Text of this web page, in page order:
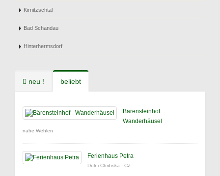
Kirnitzschtal
Bad Schandau
Hinterhermsdorf
neu ! beliebt
Bärensteinhof
Wanderhäusel
nahe Wehlen
Ferienhaus Petra
Dolni Chribska - CZ